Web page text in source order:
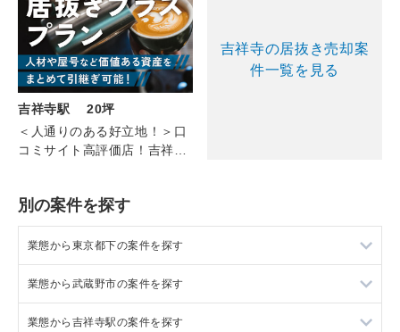
吉祥寺駅 20坪
＜人通りのある好立地！＞口
コミサイト高評価店！吉祥寺
吉祥寺の居抜き売却案
件一覧を見る
別の案件を探す
業態から東京都下の案件を探す
東京都下のラーメンの居抜き売却物件の案件一覧
東京都下のフランス料理の居抜き売却物件の案件一覧
業態から武蔵野市の案件を探す
武蔵野市のラーメンの居抜き売却物件の案件一覧
業態から吉祥寺駅の案件を探す